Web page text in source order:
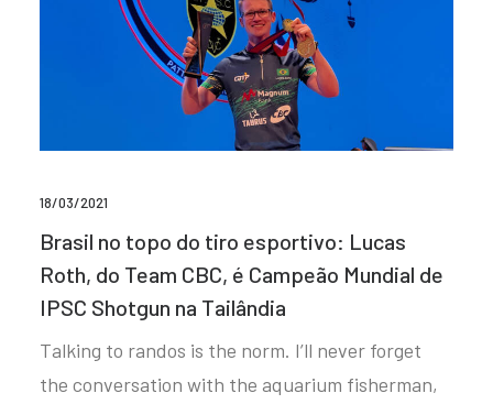
18/03/2021
Brasil no topo do tiro esportivo: Lucas
Roth, do Team CBC, é Campeão Mundial de
IPSC Shotgun na Tailândia
Talking to randos is the norm. I’ll never forget
the conversation with the aquarium fisherman,